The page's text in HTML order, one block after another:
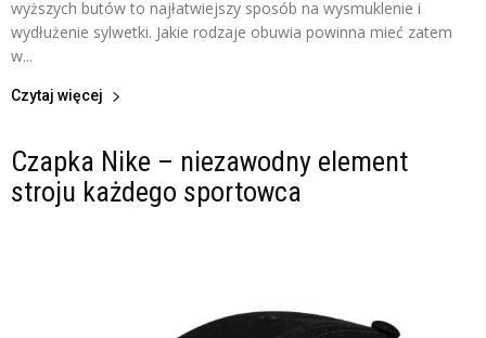
wyższych butów to najłatwiejszy sposób na wysmuklenie i
wydłużenie sylwetki. Jakie rodzaje obuwia powinna mieć zatem
w...
Czytaj więcej
Czapka Nike – niezawodny element
stroju każdego sportowca